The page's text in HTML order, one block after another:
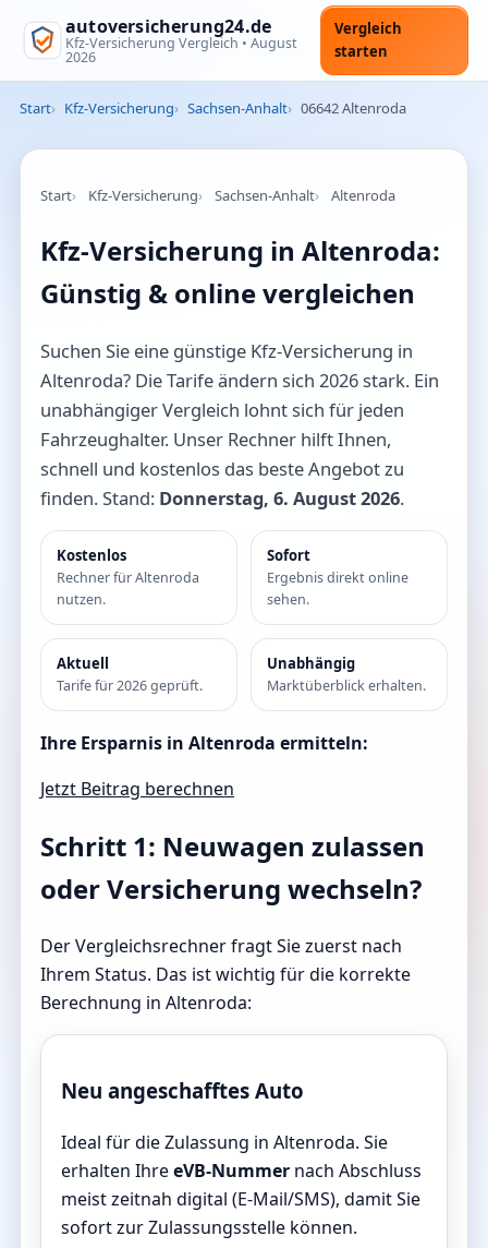
autoversicherung24.de
Kfz-Versicherung Vergleich • August
2026
Vergleich
starten
Start Kfz-Versicherung Sachsen-Anhalt 06642 Altenroda
Start Kfz-Versicherung Sachsen-Anhalt Altenroda
Kfz-Versicherung in Altenroda:
Günstig & online vergleichen
Suchen Sie eine günstige Kfz-Versicherung in
Altenroda? Die Tarife ändern sich 2026 stark. Ein
unabhängiger Vergleich lohnt sich für jeden
Fahrzeughalter. Unser Rechner hilft Ihnen,
schnell und kostenlos das beste Angebot zu
finden. Stand: Donnerstag, 6. August 2026.
Kostenlos
Rechner für Altenroda
nutzen.
Sofort
Ergebnis direkt online
sehen.
Aktuell
Tarife für 2026 geprüft.
Unabhängig
Marktüberblick erhalten.
Ihre Ersparnis in Altenroda ermitteln:
Jetzt Beitrag berechnen
Schritt 1: Neuwagen zulassen
oder Versicherung wechseln?
Der Vergleichsrechner fragt Sie zuerst nach
Ihrem Status. Das ist wichtig für die korrekte
Berechnung in Altenroda:
Neu angeschafftes Auto
Ideal für die Zulassung in Altenroda. Sie
erhalten IhreeVB-Nummer nach Abschluss
meist zeitnah digital (E-Mail/SMS), damit Sie
sofort zur Zulassungsstelle können.